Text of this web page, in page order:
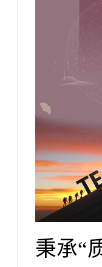
秉承“